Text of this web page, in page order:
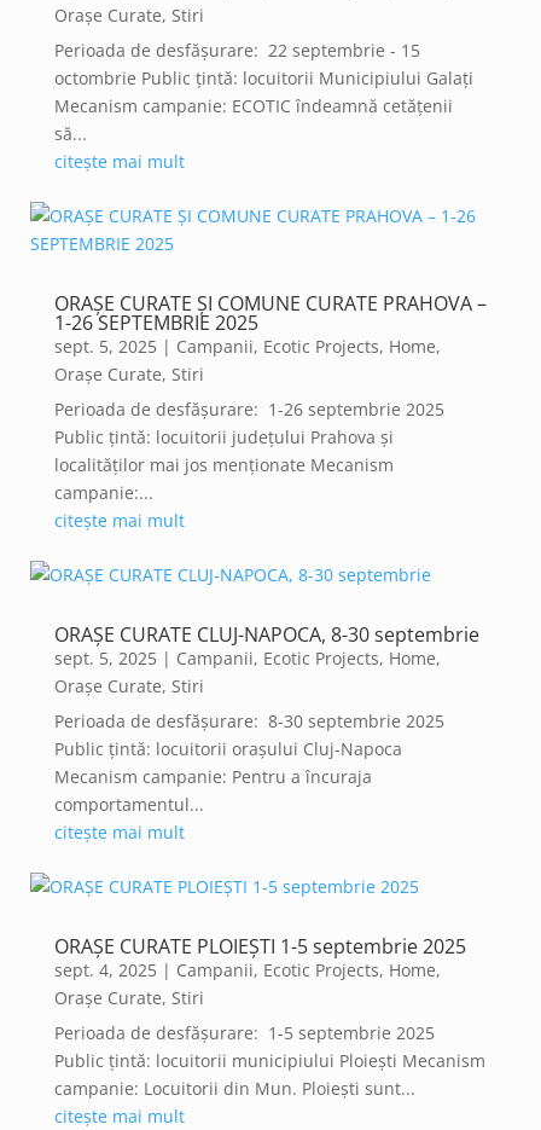
Orașe Curate, Stiri
Perioada de desfășurare: 22 septembrie - 15
octombrie Public țintă: locuitorii Municipiului Galați
Mecanism campanie: ECOTIC îndeamnă cetățenii
să...
citește mai mult
ORAȘE CURATE ȘI COMUNE CURATE PRAHOVA –
1-26 SEPTEMBRIE 2025
sept. 5, 2025| Campanii, Ecotic Projects, Home,
Orașe Curate, Stiri
Perioada de desfășurare: 1-26 septembrie 2025
Public țintă: locuitorii județului Prahova și
localităților mai jos menționate Mecanism
campanie:...
citește mai mult
ORAȘE CURATE CLUJ-NAPOCA, 8-30 septembrie
sept. 5, 2025| Campanii, Ecotic Projects, Home,
Orașe Curate, Stiri
Perioada de desfășurare: 8-30 septembrie 2025
Public țintă: locuitorii orașului Cluj-Napoca
Mecanism campanie: Pentru a încuraja
comportamentul...
citește mai mult
ORAȘE CURATE PLOIEȘTI 1-5 septembrie 2025
sept. 4, 2025| Campanii, Ecotic Projects, Home,
Orașe Curate, Stiri
Perioada de desfășurare: 1-5 septembrie 2025
Public țintă: locuitorii municipiului Ploiești Mecanism
campanie: Locuitorii din Mun. Ploiești sunt...
citește mai mult